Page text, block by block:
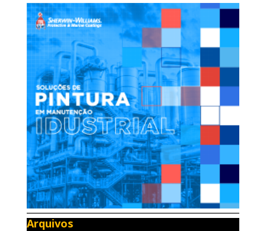
Arquivos